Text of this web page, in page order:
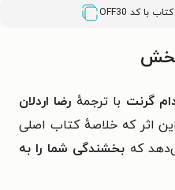
OFF30
گرنت با ترجمهٔ رضا اردلان
اثر که خلاصهٔ کتاب اصلی
که بخشندگی شما را به